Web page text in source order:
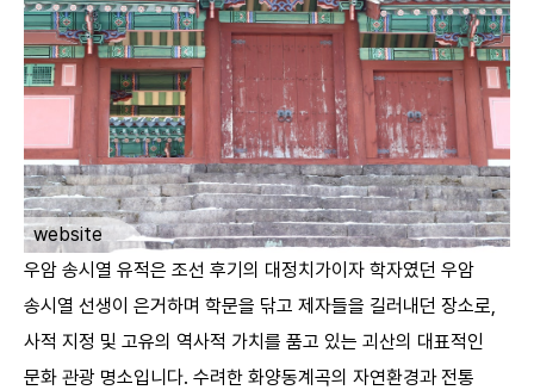
website
ㅤ
우암 송시열 유적은 조선 후기의 대정치가이자 학자였던 우암
송시열 선생이 은거하며 학문을 닦고 제자들을 길러내던 장소로,
사적 지정 및 고유의 역사적 가치를 품고 있는 괴산의 대표적인
문화 관광 명소입니다. 수려한 화양동계곡의 자연환경과 전통